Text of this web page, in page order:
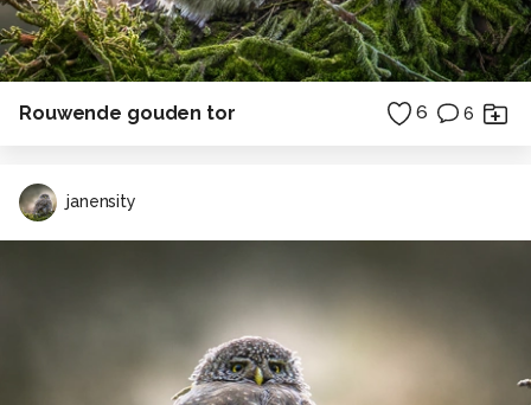
Rouwende gouden tor 6 6
janensity